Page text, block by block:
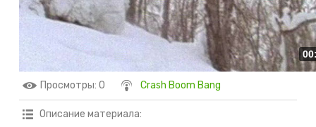
Просмотры: 0 Crash Boom Bang
Описание материала: